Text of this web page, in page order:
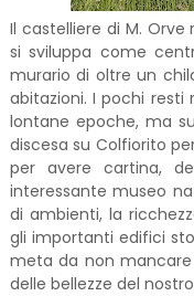
Il castelliere di M.
si sviluppa come
murario di oltre un
abitazioni. I pochi
lontane epoche, ma
discesa su Colfiorito
per avere cartina,
interessante museo
di ambienti, la
gli importanti edifici
meta da non
delle bellezze del